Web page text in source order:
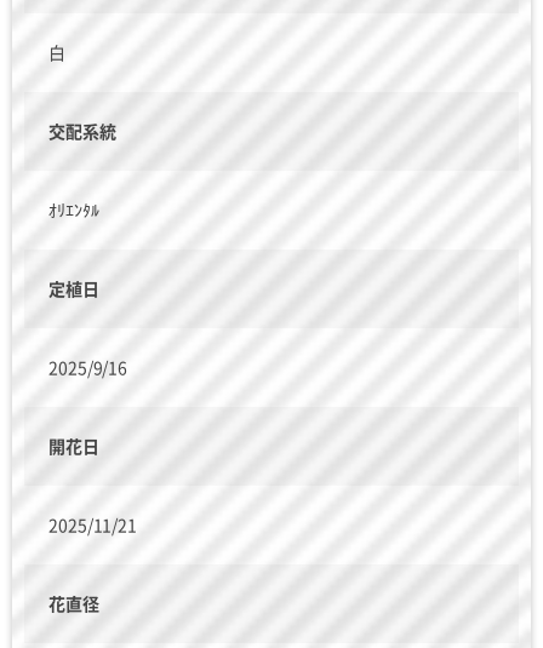
白
交配系統
ｵﾘｴﾝﾀﾙ
定植日
2025/9/16
開花日
2025/11/21
花直径